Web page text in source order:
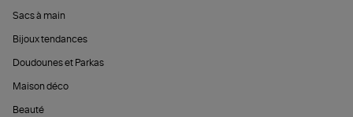
Sacs à main
Bijoux tendances
Doudounes et Parkas
Maison déco
Beauté